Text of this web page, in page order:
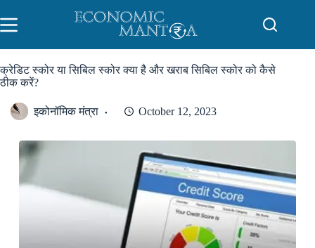
to
content
क्रेडिट स्कोर या सिबिल स्कोर क्या है और खराब सिबिल स्कोर को कैसे
ठीक करें?
इकोनॉमिक मंत्रा October 12, 2023